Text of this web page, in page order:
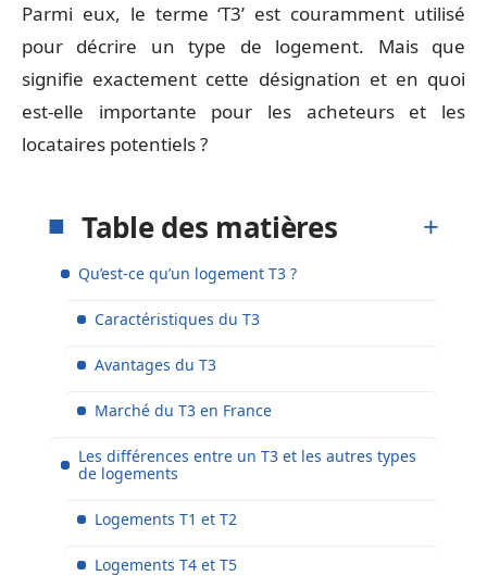
Parmi eux, le terme ‘T3’ est couramment utilisé
pour décrire un type de logement. Mais que
signifie exactement cette désignation et en quoi
est-elle importante pour les acheteurs et les
locataires potentiels ?
Table des matières
Qu’est-ce qu’un logement T3 ?
Caractéristiques du T3
Avantages du T3
Marché du T3 en France
Les différences entre un T3 et les autres types
de logements
Logements T1 et T2
Logements T4 et T5